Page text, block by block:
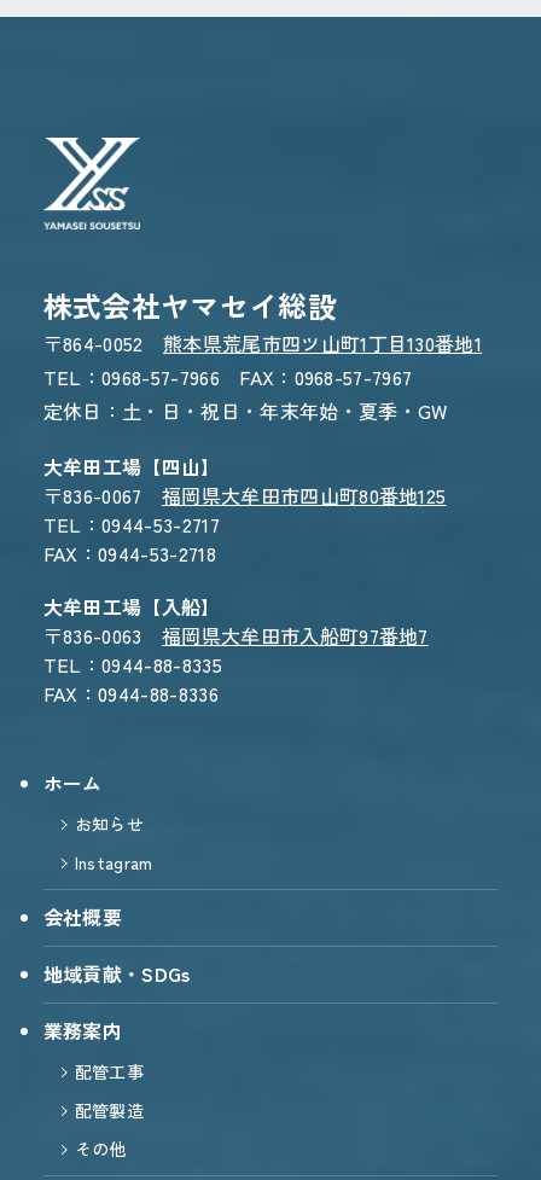
受付時間 8:30〜17:30
株式会社ヤマセイ総設
〒864-0052熊本県荒尾市四ツ山町1丁目130番地1
TEL：0968-57-7966 FAX：0968-57-7967
定休日：土・日・祝日・年末年始・夏季・GW
大牟田工場【四山】
〒836-0067福岡県大牟田市四山町80番地125
TEL：0944-53-2717
FAX：0944-53-2718
大牟田工場【入船】
〒836-0063福岡県大牟田市入船町97番地7
TEL：0944-88-8335
FAX：0944-88-8336
ホーム
お知らせ
Instagram
会社概要
地域貢献・SDGs
業務案内
配管工事
配管製造
その他